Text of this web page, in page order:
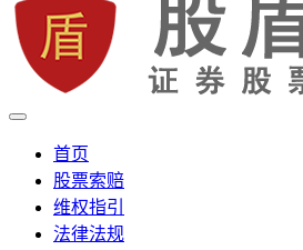
股盾网
证券股票维权网
首页
股票索赔
维权指引
法律法规